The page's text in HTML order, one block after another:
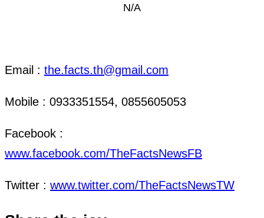
N/A
Email : the.facts.th@gmail.com
Mobile : 0933351554, 0855605053
Facebook :
www.facebook.com/TheFactsNewsFB
Twitter : www.twitter.com/TheFactsNewsTW